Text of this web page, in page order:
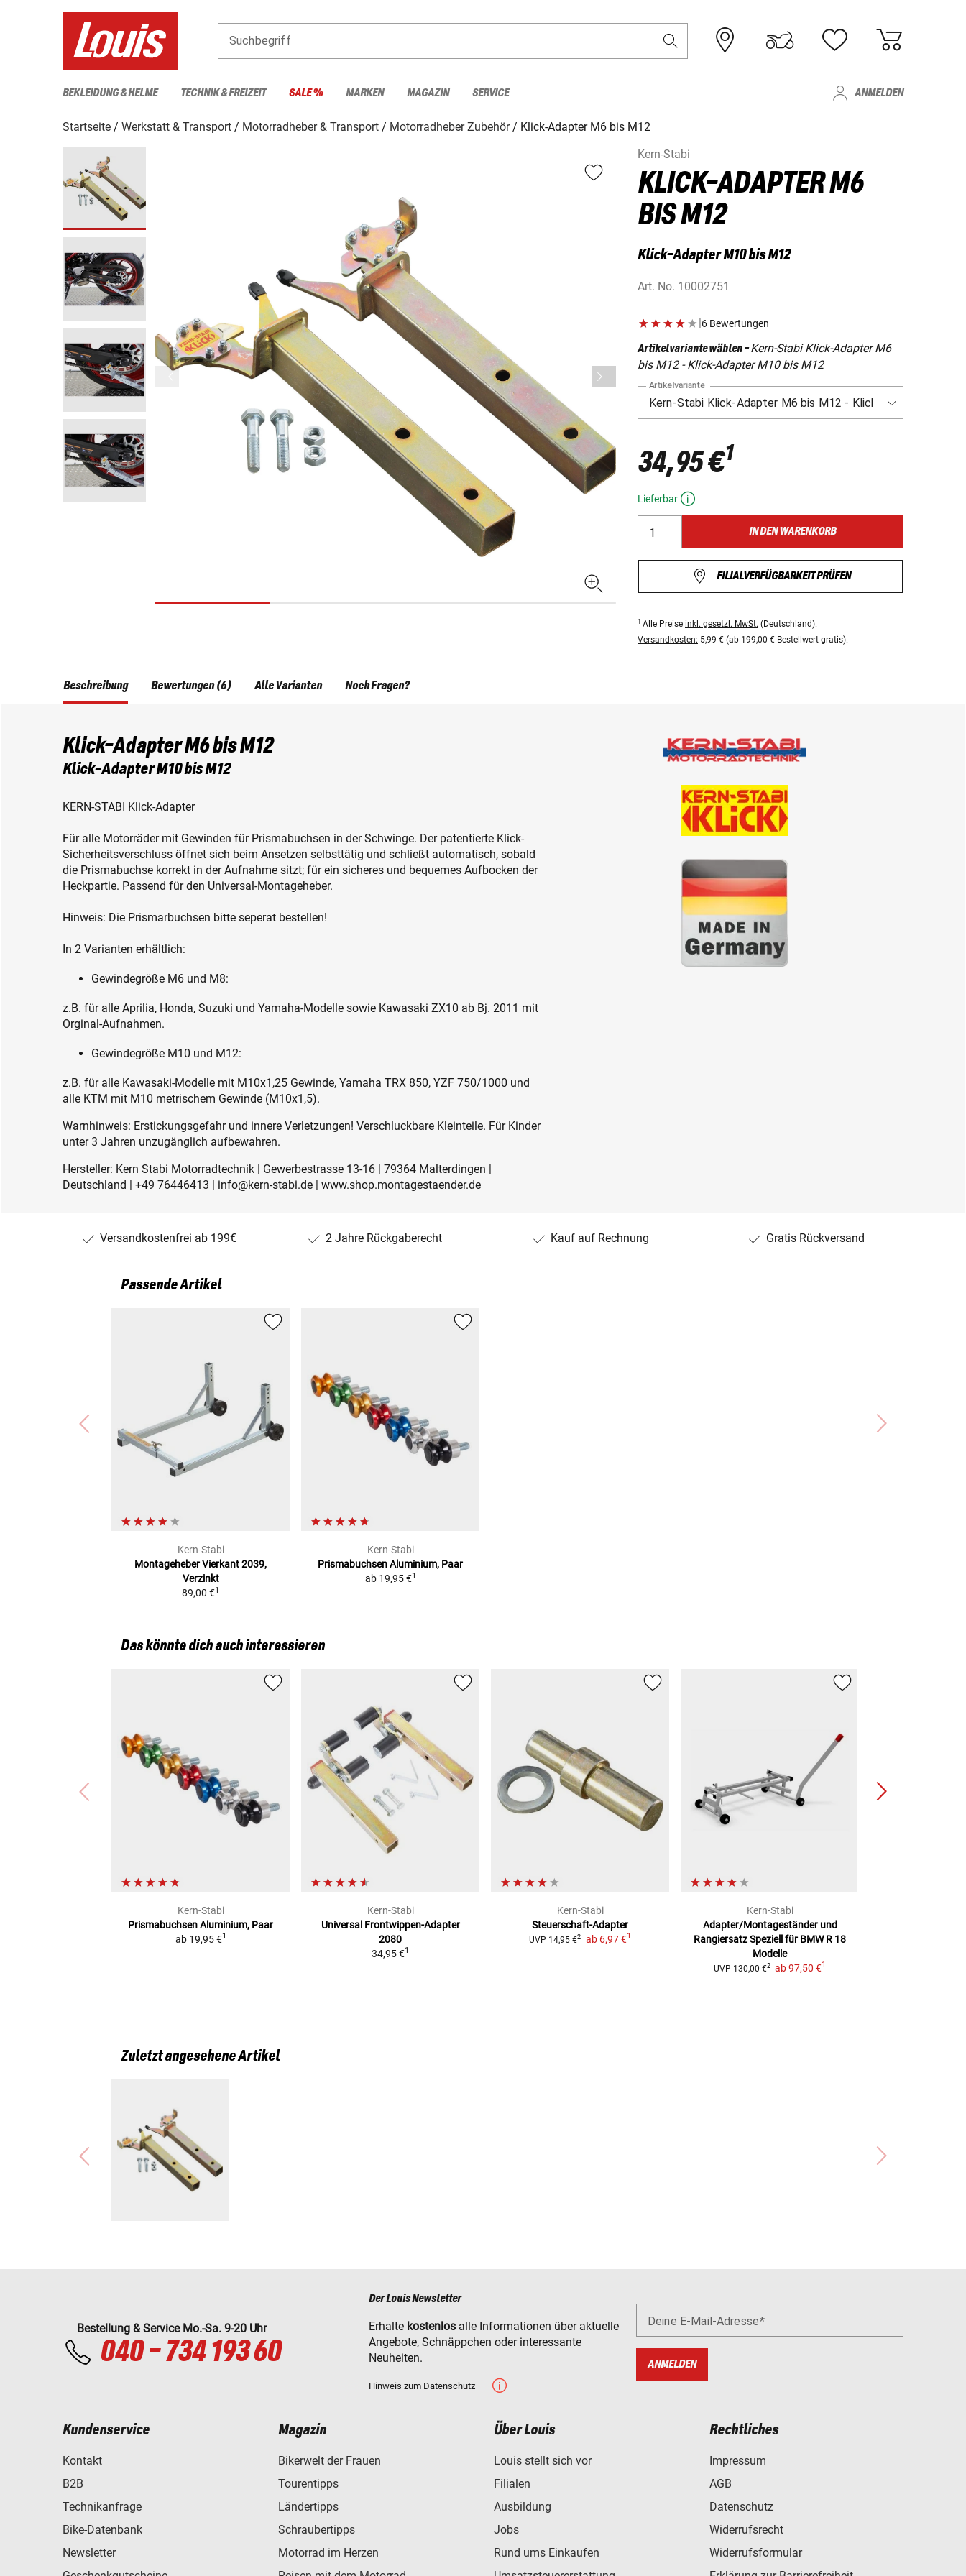
Suchbegriff
BEKLEIDUNG & HELME TECHNIK & FREIZEIT SALE % MARKEN MAGAZIN SERVICE ANMELDEN
Startseite Werkstatt & Transport Motorradheber & Transport Motorradheber Zubehör
Klick-Adapter M6 bis M12
Kern-Stabi
KLICK-ADAPTER M6
BIS M12
Klick-Adapter M10 bis M12
Art. No. 10002751
|6 Bewertungen
Artikelvariante wählen-Kern-Stabi Klick-Adapter M6
bis M12 - Klick-Adapter M10 bis M12
Artikelvariante
34,95 €1
Lieferbar
IN DEN WARENKORB
FILIALVERFÜGBARKEIT PRÜFEN
1 Alle Preise inkl. gesetzl. MwSt. (Deutschland).
Versandkosten: 5,99 € (ab 199,00 € Bestellwert gratis).
Beschreibung
Klick-Adapter M6 bis M12
Klick-Adapter M10 bis M12
KERN-STABI Klick-Adapter
Für alle Motorräder mit Gewinden für Prismabuchsen in der Schwinge. Der patentierte Klick-
Sicherheitsverschluss öffnet sich beim Ansetzen selbsttätig und schließt automatisch, sobald
die Prismabuchse korrekt in der Aufnahme sitzt; für ein sicheres und bequemes Aufbocken der
Heckpartie. Passend für den Universal-Montageheber.
Hinweis: Die Prismarbuchsen bitte seperat bestellen!
In 2 Varianten erhältlich:
Gewindegröße M6 und M8:
z.B. für alle Aprilia, Honda, Suzuki und Yamaha-Modelle sowie Kawasaki ZX10 ab Bj. 2011 mit
Orginal-Aufnahmen.
Gewindegröße M10 und M12:
z.B. für alle Kawasaki-Modelle mit M10x1,25 Gewinde, Yamaha TRX 850, YZF 750/1000 und
alle KTM mit M10 metrischem Gewinde (M10x1,5).
Warnhinweis: Erstickungsgefahr und innere Verletzungen! Verschluckbare Kleinteile. Für Kinder
unter 3 Jahren unzugänglich aufbewahren.
Hersteller: Kern Stabi Motorradtechnik | Gewerbestrasse 13-16 | 79364 Malterdingen |
Deutschland | +49 76446413 | info@kern-stabi.de | www.shop.montagestaender.de
Bewertungen (6) Alle Varianten Noch Fragen?
Versandkostenfrei ab 199€ 2 Jahre Rückgaberecht Kauf auf Rechnung Gratis Rückversand
Passende Artikel
Kern-Stabi
Montageheber Vierkant 2039,
Verzinkt
89,00 €1
Kern-Stabi
PrismabuchsenAluminium, Paar
ab 19,95 €1
Das könnte dich auch interessieren
Kern-Stabi
PrismabuchsenAluminium, Paar
ab 19,95 €1
Kern-Stabi
Universal Frontwippen-Adapter
2080
34,95 €1
Kern-Stabi
Steuerschaft-Adapter
UVP 14,95 €2 ab 6,97 €1
Kern-Stabi
Adapter/Montageständer und
RangiersatzSpeziell für BMW R 18
Modelle
UVP 130,00 €2 ab97,50 €1
Zuletzt angesehene Artikel
Bestellung & Service Mo.-Sa. 9-20 Uhr
040 - 734 193 60
Der Louis Newsletter
Erhalte kostenlos alle Informationen über aktuelle
Angebote, Schnäppchen oder interessante
Neuheiten.
Hinweis zum Datenschutz
Deine E-Mail-Adresse
ANMELDEN
Kundenservice
Kontakt
B2B
Technikanfrage
Bike-Datenbank
Newsletter
Magazin
Bikerwelt der Frauen
Tourentipps
Ländertipps
Schraubertipps
Motorrad im Herzen
Über Louis
Louis stellt sich vor
Filialen
Ausbildung
Jobs
Rund ums Einkaufen
Rechtliches
Impressum
AGB
Datenschutz
Widerrufsrecht
Widerrufsformular